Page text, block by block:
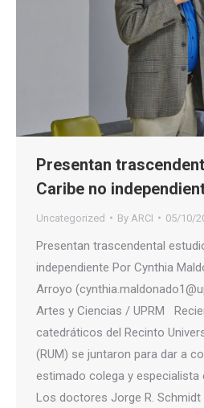
Presentan
Caribe no
Uncategorized By ARCI 05/10/
Presentan trascendental
independiente Por Cynthia
Arroyo
Artes y Ciencias / UPRM
catedráticos del Recinto
(RUM) se juntaron para dar a
estimado colega y especialista
Los doctores Jorge R. Schmidt